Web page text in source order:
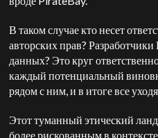
В таком случае кто несет
авторских прав?
данных? Это круг
каждый потенциальный
рядом с ним, и в итоге все
Этот туманный этический
более рискованным в